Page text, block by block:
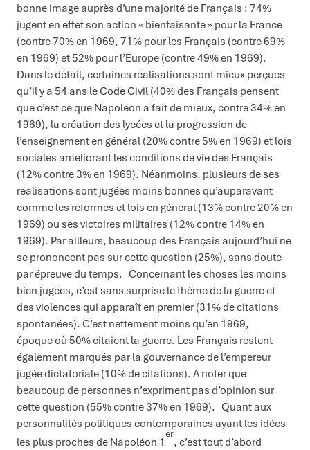
bonne image auprès d’une majorité de Français : 74%
jugent en effet son action « bienfaisante » pour la France
(contre 70% en 1969, 71% pour les Français (contre 69%
en 1969) et 52% pour l’Europe (contre 49% en 1969).
Dans le détail, certaines réalisations sont mieux perçues
qu’il y a 54 ans le Code Civil (40% des Français pensent
que c’est ce que Napoléon a fait de mieux, contre 34% en
1969), la création des lycées et la progression de
l’enseignement en général (20% contre 5% en 1969) et lois
sociales améliorant les conditions de vie des Français
(12% contre 3% en 1969). Néanmoins, plusieurs de ses
réalisations sont jugées moins bonnes qu’auparavant
comme les réformes et lois en général (13% contre 20% en
1969) ou ses victoires militaires (12% contre 14% en
1969). Par ailleurs, beaucoup des Français aujourd’hui ne
se prononcent pas sur cette question (25%), sans doute
par épreuve du temps. Concernant les choses les moins
bien jugées, c’est sans surprise le thème de la guerre et
des violences qui apparaît en premier (31% de citations
spontanées). C’est nettement moins qu’en 1969,
époque où 50% citaient la guerre. Les Français restent
également marqués par la gouvernance de l’empereur
jugée dictatoriale (10% de citations). A noter que
beaucoup de personnes n’expriment pas d’opinion sur
cette question (55% contre 37% en 1969). Quant aux
personnalités politiques contemporaines ayant les idées
les plus proches de Napoléon 1
er
, c’est tout d’abord